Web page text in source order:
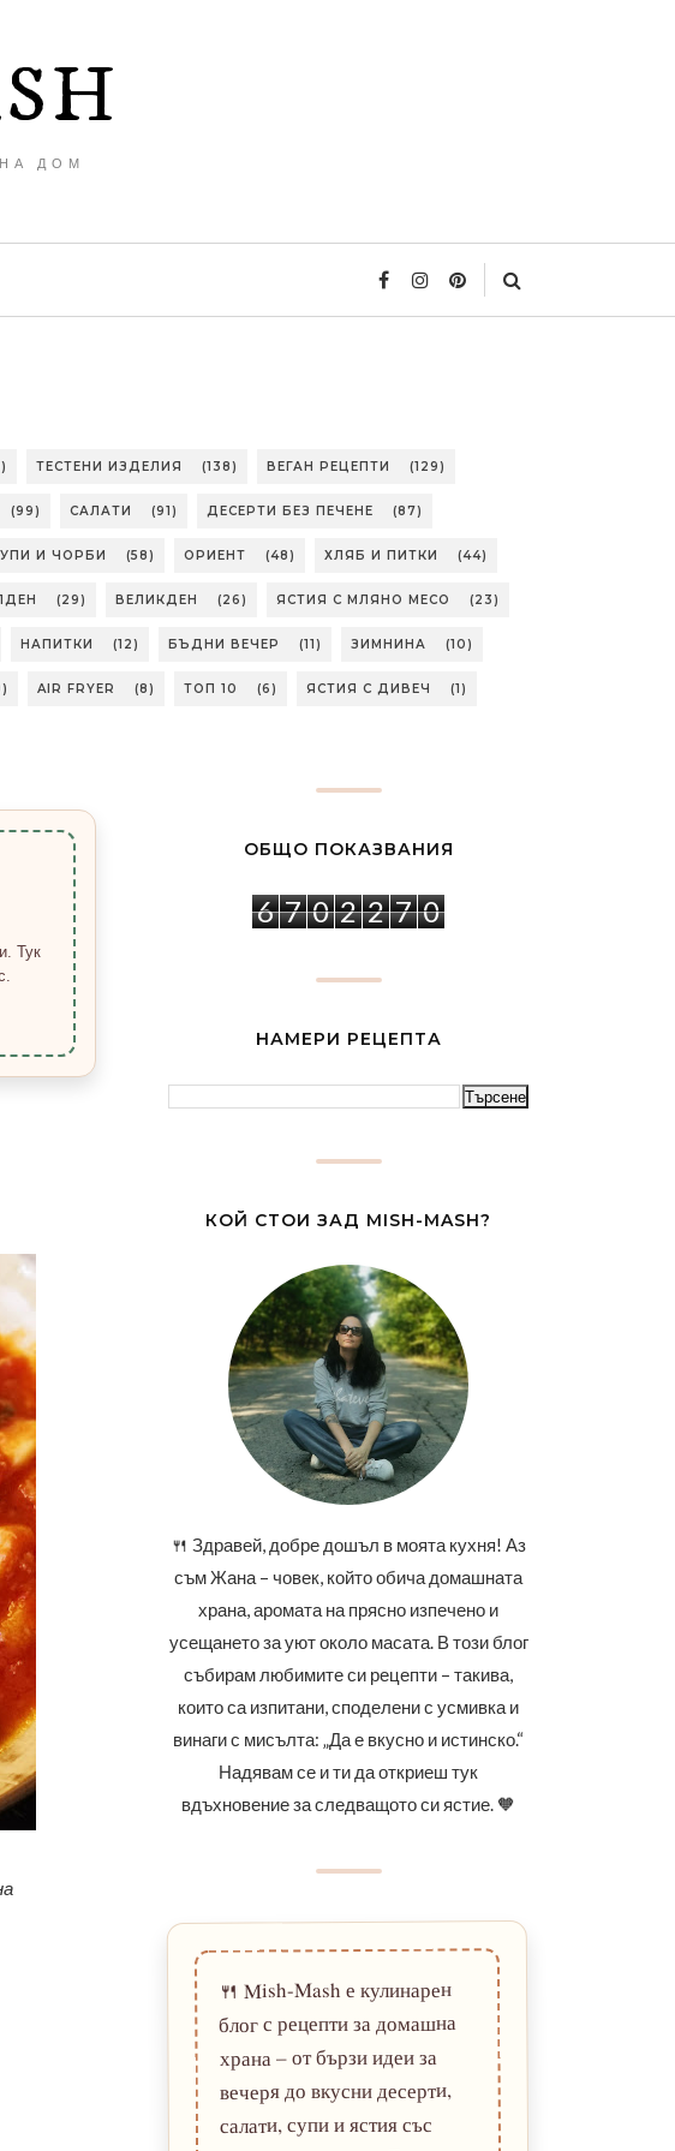
ДОМ
ТЕСТЕНИ ИЗДЕЛИЯ (138) ВЕГАН РЕЦЕПТИ (129)
(99) САЛАТИ (91) ДЕСЕРТИ БЕЗ ПЕЧЕНЕ (87)
И ЧОРБИ (58) ОРИЕНТ (48) ХЛЯБ И ПИТКИ (44)
(29) ВЕЛИКДЕН (26) ЯСТИЯ С МЛЯНО МЕСО (23)
НАПИТКИ (12) БЪДНИ ВЕЧЕР (11) ЗИМНИНА (10)
AIR FRYER (8) ТОП 10 (6) ЯСТИЯ С ДИВЕЧ (1)
Тук
ОБЩО ПОКАЗВАНИЯ
6 7 0 2 2 7 0
НАМЕРИ РЕЦЕПТА
КОЙ СТОИ ЗАД MISH-MASH?
🍴 Здравей, добре дошъл в моята кухня! Аз
съм Жана – човек, който обича домашната
храна, аромата на прясно изпечено и
усещането за уют около масата. В този блог
събирам любимите си рецепти – такива,
които са изпитани, споделени с усмивка и
винаги с мисълта: „Да е вкусно и истинско.“
Надявам се и ти да откриеш тук
вдъхновение за следващото си ястие. 🧡
🍴Mish-Mash е кулинарен
блог с рецепти за домашна
храна – от бързи идеи за
вечеря до вкусни десерти,
салати, супи и ястия със